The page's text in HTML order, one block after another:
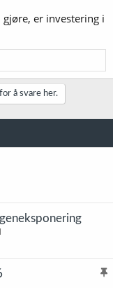
er investering i
å svare her.
K